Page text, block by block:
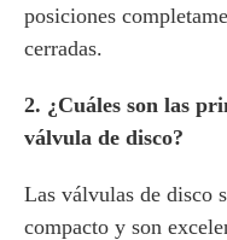
posiciones
cerradas.
2. ¿Cuáles son las
válvula de disco?
Las válvulas de disco
compacto y son